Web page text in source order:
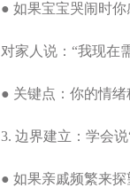
● 如果宝宝哭闹时
对家人说：“我现在
● 关键点：你的情绪
3. 边界建立：学会说
● 如果亲戚频繁来